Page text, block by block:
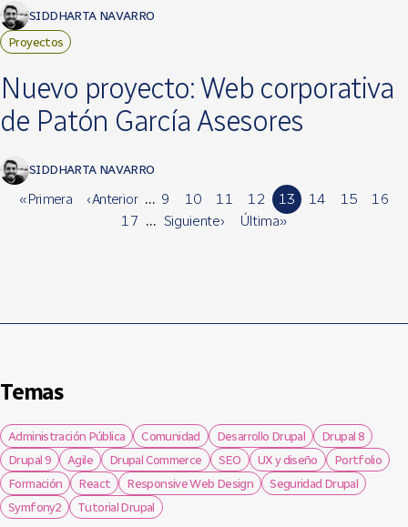
SIDDHARTA NAVARRO
Proyectos
Nuevo proyecto: Web corporativa
de Patón García Asesores
SIDDHARTA NAVARRO
« Primera ‹ Anterior … 9 10 11 12 13 14 15
16
17 … Siguiente › Última »
Temas
Administración Pública Comunidad Desarrollo Drupal
Drupal 8
Drupal 9
Agile Drupal Commerce SEO UX y diseño
Portfolio
Formación
React Responsive Web Design
Seguridad Drupal
Symfony2
Tutorial Drupal